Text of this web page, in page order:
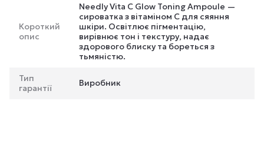
Короткий
опис
Needly Vita C Glow Toning Ampoule —
сироватка з вітаміном С для сяяння
шкіри. Освітлює пігментацію,
вирівнює тон і текстуру, надає
здорового блиску та бореться з
тьмяністю.
Тип
гарантії
Виробник